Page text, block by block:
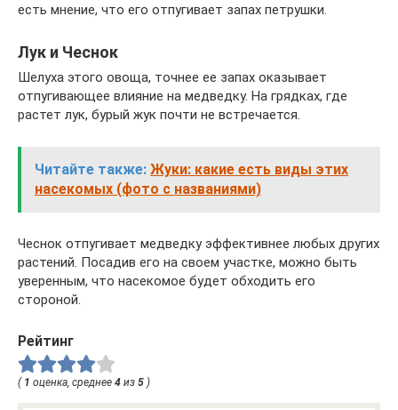
есть мнение, что его отпугивает запах петрушки.
Лук и Чеснок
Шелуха этого овоща, точнее ее запах оказывает
отпугивающее влияние на медведку. На грядках, где
растет лук, бурый жук почти не встречается.
Читайте также: Жуки: какие есть виды этих
насекомых (фото с названиями)
Чеснок отпугивает медведку эффективнее любых других
растений. Посадив его на своем участке, можно быть
уверенным, что насекомое будет обходить его
стороной.
Рейтинг
( 1 оценка, среднее 4 из 5 )